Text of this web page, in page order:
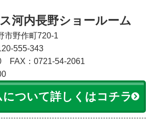
河内長野ショールーム
市野作町720-1
555-343
FAX：0721-54-2061
について詳しくはコチラ